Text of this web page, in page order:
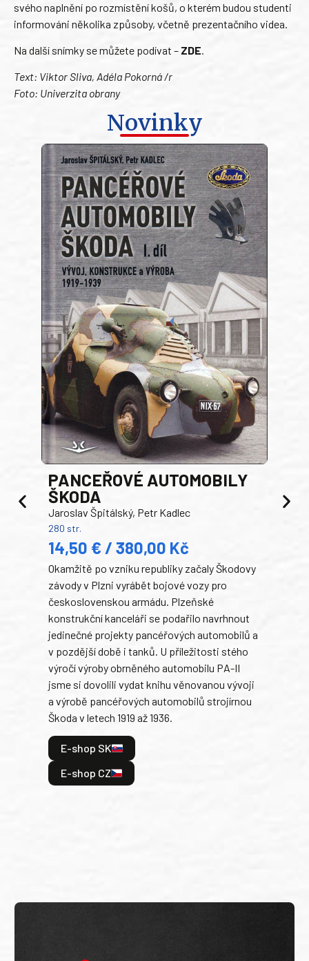
svého naplnění po rozmístění košů, o kterém budou studenti
informováni několika způsoby, včetně prezentačního videa.
Na další snímky se můžete podívat – ZDE.
Text: Viktor Sliva, Adéla Pokorná /r
Foto: Univerzita obrany
Novinky
PANCEŘOVÉ AUTOMOBILY
ŠKODA
Jaroslav Špitálský, Petr Kadlec
280 str.
14,50 € / 380,00 Kč
Okamžitě po vzniku republiky začaly Škodovy
závody v Plzni vyrábět bojové vozy pro
československou armádu. Plzeňské
konstrukční kanceláři se podařilo navrhnout
jedinečné projekty pancéřových automobilů a
v pozdější době i tanků. U příležitosti stého
výročí výroby obrněného automobilu PA-II
jsme si dovolili vydat knihu věnovanou vývoji
a výrobě pancéřových automobilů strojírnou
Škoda v letech 1919 až 1936.
E-shop SK
E-shop CZ